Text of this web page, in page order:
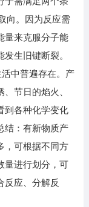
向。因为反应需
量来克服分子能
生旧键断裂。
中普遍存在。产
节日的焰火、
到各种化学变化
结：有新物质产
，可根据不同方
量进行划分，可
反应、分解反